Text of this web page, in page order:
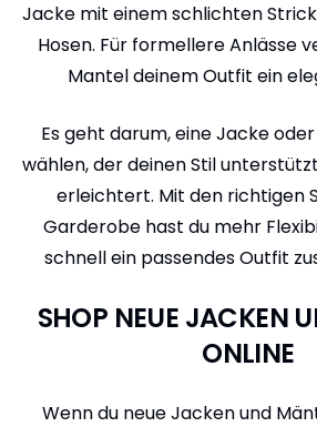
Jacke mit einem schlichten
Hosen. Für formellere Anlässe
Mantel deinem Outfit ein
Es geht darum, eine Jacke
wählen, der deinen Stil
erleichtert. Mit den richtigen
Garderobe hast du mehr
schnell ein passendes Outfit
SHOP NEUE JACKEN
ONLINE
Wenn du neue Jacken und